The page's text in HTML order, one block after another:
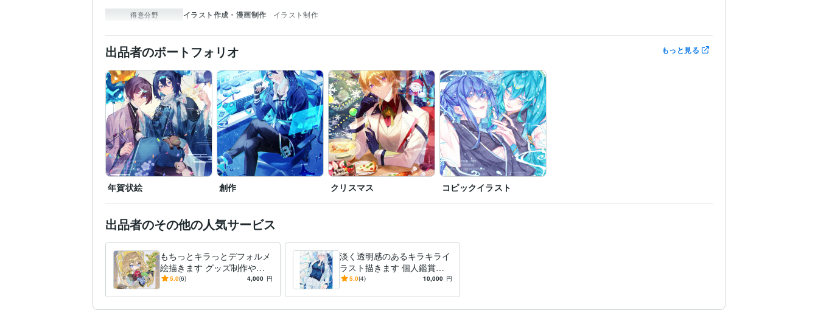
得意分野 イラスト作成・漫画制作 イラスト制作
出品者のポートフォリオ もっと見る
年賀状絵 創作 クリスマス コピックイラスト
出品者のその他の人気サービス
もちっとキラっとデフォルメ
絵描きます グッズ制作や鑑
賞、プレゼントなどに！
5.0(6) 4,000 円
淡く透明感のあるキラキライ
ラスト描きます 個人鑑賞や
プレゼント、NVイラストや
5.0(4) 10,000 円